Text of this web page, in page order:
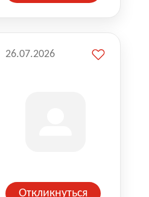
26.07.2026
Откликнуться